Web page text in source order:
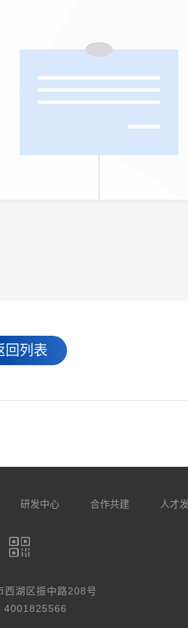
回列表
研发中心 合作共建 人才
西湖区振中路208号
4001825566